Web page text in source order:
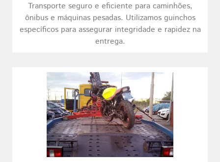
Transporte seguro e eficiente para caminhões,
ônibus e máquinas pesadas. Utilizamos guinchos
específicos para assegurar integridade e rapidez na
entrega.